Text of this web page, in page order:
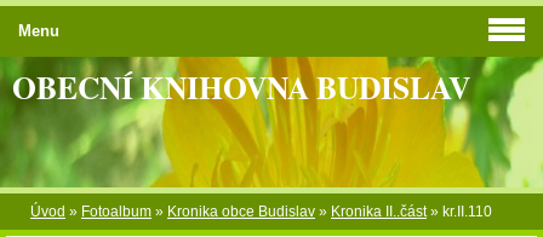
OBECNÍ KNIHOVNA BUDISLAV
Úvod » Fotoalbum » Kronika obce Budislav » Kronika II..část» kr.II.110
Menu